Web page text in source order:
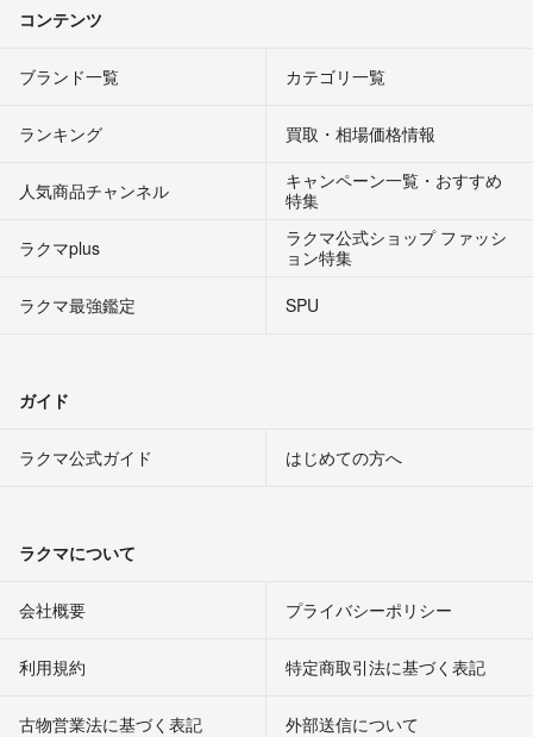
コンテンツ
ブランド一覧 カテゴリ一覧
ランキング 買取・相場価格情報
人気商品チャンネル
キャンペーン一覧・おすすめ
特集
ラクマplus
ラクマ公式ショップ ファッシ
ョン特集
ラクマ最強鑑定
SPU
ガイド
ラクマ公式ガイド はじめての方へ
ラクマについて
会社概要 プライバシーポリシー
利用規約 特定商取引法に基づく表記
古物営業法に基づく表記 外部送信について